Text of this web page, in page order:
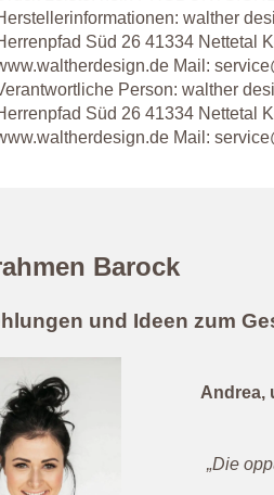
walther
Süd 26 41334 Nettetal
Mail:
Person: walther
Süd 26 41334 Nettetal
Mail:
Barock
und Ideen zum
Andrea,
„Die